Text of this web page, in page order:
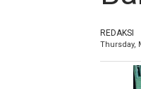
REDAKSI
Thursday,